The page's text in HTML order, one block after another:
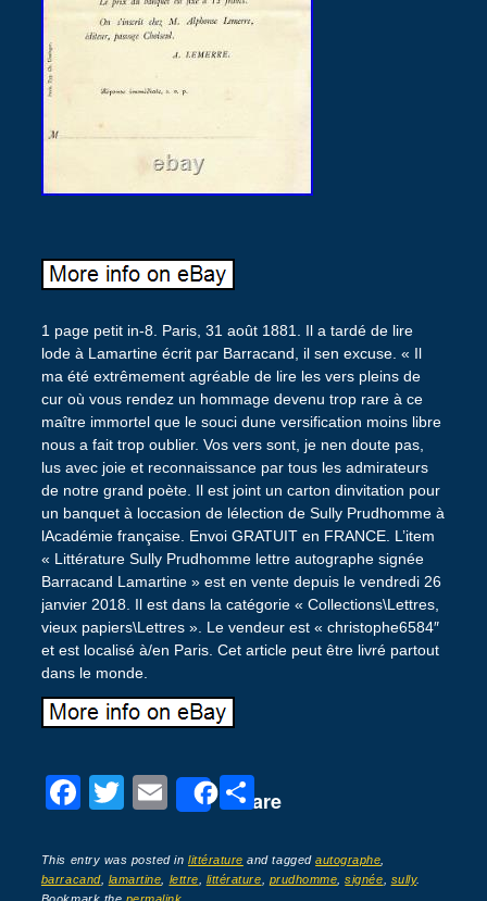
1 page petit in-8. Paris, 31 août 1881. Il a tardé de lire
lode à Lamartine écrit par Barracand, il sen excuse. « Il
ma été extrêmement agréable de lire les vers pleins de
cur où vous rendez un hommage devenu trop rare à ce
maître immortel que le souci dune versification moins libre
nous a fait trop oublier. Vos vers sont, je nen doute pas,
lus avec joie et reconnaissance par tous les admirateurs
de notre grand poète. Il est joint un carton dinvitation pour
un banquet à loccasion de lélection de Sully Prudhomme à
lAcadémie française. Envoi GRATUIT en FRANCE. L’item
« Littérature Sully Prudhomme lettre autographe signée
Barracand Lamartine » est en vente depuis le vendredi 26
janvier 2018. Il est dans la catégorie « Collections\Lettres,
vieux papiers\Lettres ». Le vendeur est « christophe6584″
et est localisé à/en Paris. Cet article peut être livré partout
dans le monde.
F
c
T
tt
E
ail
Share
P
ta
This entry was posted inlittérature and taggedautographe
barracand, lamartine lettre littérature prudhomme ,signée sully.